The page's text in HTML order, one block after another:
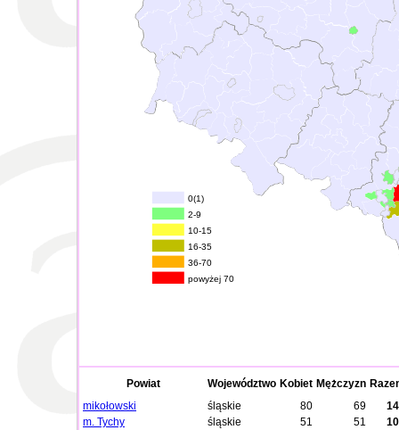
0(1)
2-9
10-15
16-35
36-70
powyżej 70
Powiat Województwo Kobiet Mężczyzn
mikołowski
śląskie 80 69
m. Tychy
śląskie 51 51